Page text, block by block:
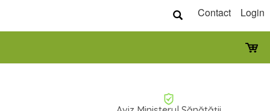
Contact Login